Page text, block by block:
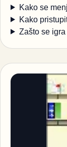
Kako se
Kako
Zašto se